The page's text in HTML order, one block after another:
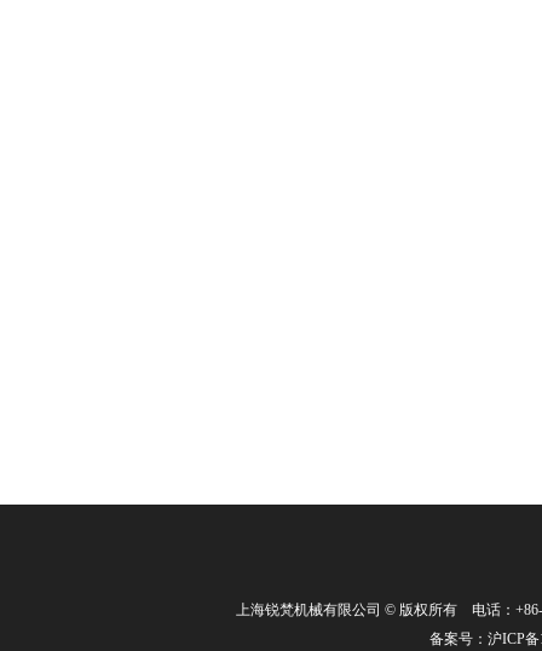
上海锐梵机械有限公司 © 版权所有 电话：
备案号： 沪ICP备